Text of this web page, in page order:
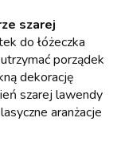
szarej
do łóżeczka
porządek
dekorację
szarej lawendy
aranżacje